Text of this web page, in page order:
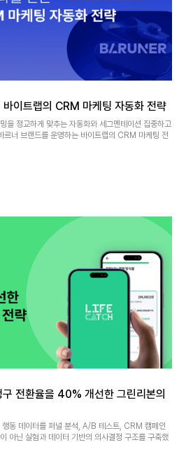
이트랩의 CRM 마케팅 자동화 전략
을 정교하게 맞추는 자동화와 세그멘테이션 집중하고
르너 브랜드를 운영하는 바이트랩의 CRM 마케팅 전
전환율을 40% 개선한 그린리본의
행동 데이터를 퍼널 분석, A/B 테스트, CRM 캠페인
아닌 실험과 데이터 기반의 의사결정 구조를 구축했